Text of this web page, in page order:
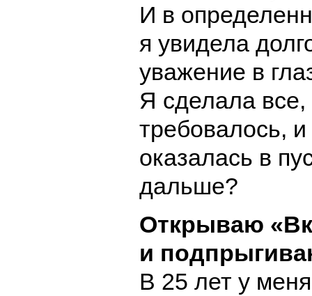
И в
я увидела
уважение в
Я сделала все,
требовалось,
оказалась в
дальше?
Открываю
и
В 25 лет у